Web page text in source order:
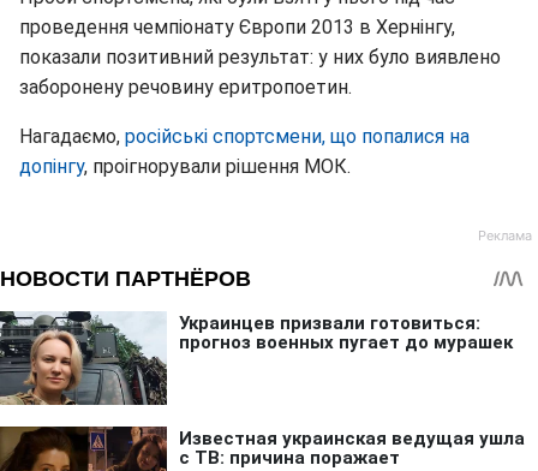
проведення чемпіонату Європи 2013 в Хернінгу,
показали позитивний результат: у них було виявлено
заборонену речовину еритропоетин.
Нагадаємо, російські спортсмени, що попалися на
допінгу, проігнорували рішення МОК.